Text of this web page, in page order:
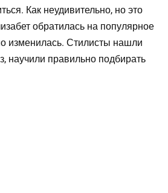
Как неудивительно, но это
обратилась на популярное
изменилась. Стилисты нашли
научили правильно подбирать